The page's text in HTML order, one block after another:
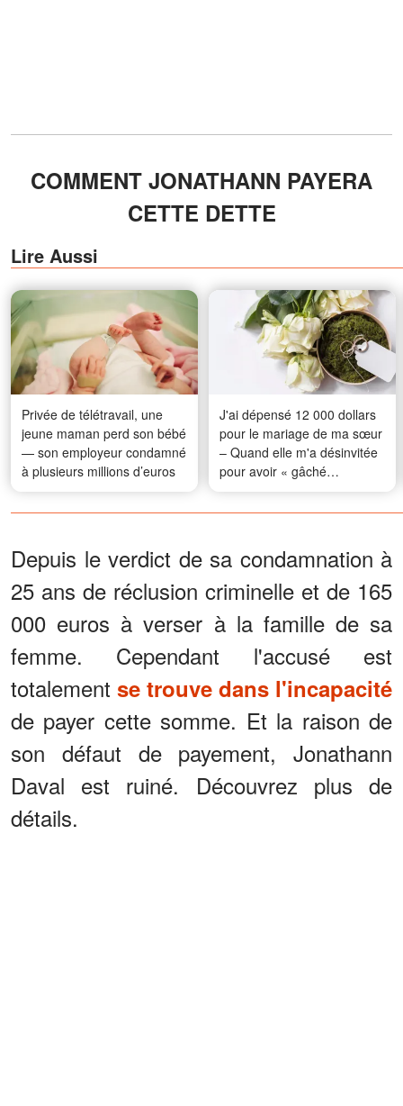
COMMENT JONATHANN PAYERA
CETTE DETTE
Lire Aussi
Privée de télétravail, une
jeune maman perd son bébé
— son employeur condamné
à plusieurs millions d’euros
J'ai dépensé 12 000 dollars
pour le mariage de ma sœur
– Quand elle m'a désinvitée
pour avoir « gâché
l'ambiance », la réaction de
son nouveau mari a laissé
Depuis le verdict de sa condamnation à
25 ans de réclusion criminelle et de 165
000 euros à verser à la famille de sa
femme. Cependant l'accusé est
totalement se trouve dans l'incapacité
de payer cette somme. Et la raison de
son défaut de payement, Jonathann
Daval est ruiné. Découvrez plus de
détails.